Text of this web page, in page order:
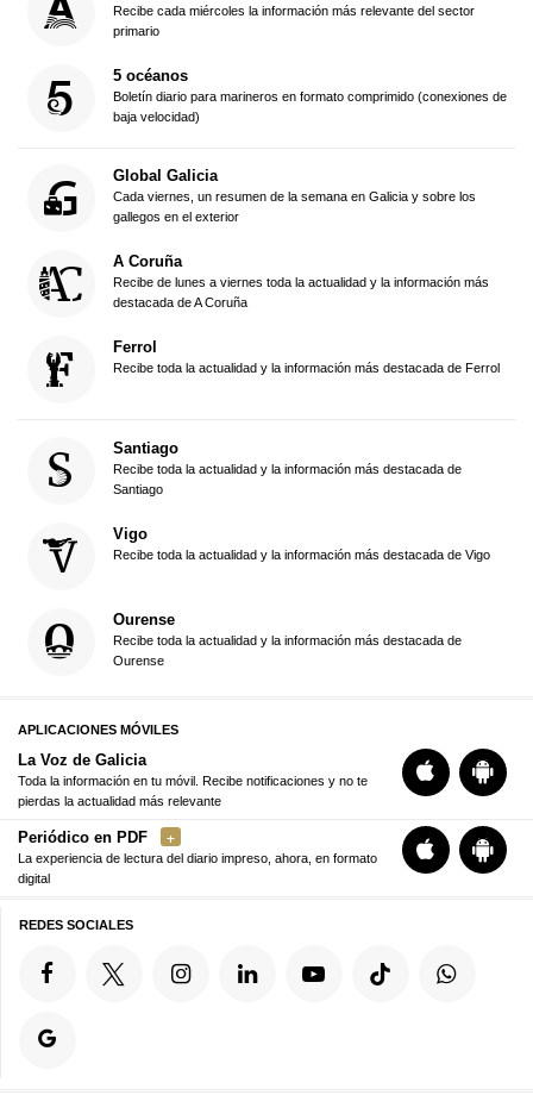
Recibe cada miércoles la información más relevante del sector
primario
5 océanos
Boletín diario para marineros en formato comprimido (conexiones de
baja velocidad)
Global Galicia
Cada viernes, un resumen de la semana en Galicia y sobre los
gallegos en el exterior
A Coruña
Recibe de lunes a viernes toda la actualidad y la información más
destacada de A Coruña
Ferrol
Recibe toda la actualidad y la información más destacada de Ferrol
Santiago
Recibe toda la actualidad y la información más destacada de
Santiago
Vigo
Recibe toda la actualidad y la información más destacada de Vigo
Ourense
Recibe toda la actualidad y la información más destacada de
Ourense
APLICACIONES MÓVILES
La Voz de Galicia
Toda la información en tu móvil. Recibe notificaciones y no te
pierdas la actualidad más relevante
Periódico en PDF
La experiencia de lectura del diario impreso, ahora, en formato
digital
REDES SOCIALES